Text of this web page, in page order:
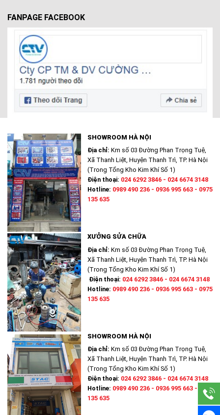
FANPAGE FACEBOOK
SHOWROOM HÀ NỘI
Địa chỉ: Km số 03 Đường Phan Trọng Tuệ,
Xã Thanh Liệt, Huyện Thanh Trì, TP. Hà Nội
(Trong Tổng Kho Kim Khí Số 1)
Điện thoại: 024 6292 3846 - 024 6674 3148
Hotline: 0989 490 236 - 0936 995 663 - 0975
135 635
XƯỞNG SỬA CHỮA
Địa chỉ: Km số 03 Đường Phan Trọng Tuệ,
Xã Thanh Liệt, Huyện Thanh Trì, TP. Hà Nội
(Trong Tổng Kho Kim Khí Số 1)
Điện thoại: 024 6292 3846 - 024 6674 3148
Hotline: 0989 490 236 - 0936 995 663 - 0975
135 635
SHOWROOM HÀ NỘI
Địa chỉ: Km số 03 Đường Phan Trọng Tuệ,
Xã Thanh Liệt, Huyện Thanh Trì, TP. Hà Nội
(Trong Tổng Kho Kim Khí Số 1)
Điện thoại: 024 6292 3846 - 024 6674 3148
Hotline: 0989 490 236 - 0936 995 663 - 0975
135 635